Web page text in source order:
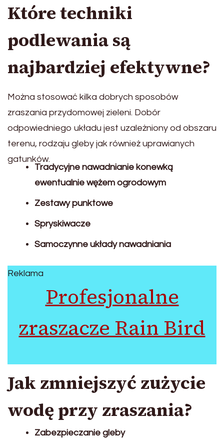
Które techniki
podlewania są
najbardziej efektywne?
Można stosować kilka dobrych sposobów
zraszania przydomowej zieleni. Dobór
odpowiedniego układu jest uzależniony od obszaru
terenu, rodzaju gleby jak również uprawianych
gatunków.
Tradycyjne nawadnianie konewką
ewentualnie wężem ogrodowym
Zestawy punktowe
Spryskiwacze
Samoczynne układy nawadniania
Reklama
Profesjonalne
zraszacze Rain Bird
Jak zmniejszyć zużycie
wodę przy zraszania?
Zabezpieczanie gleby